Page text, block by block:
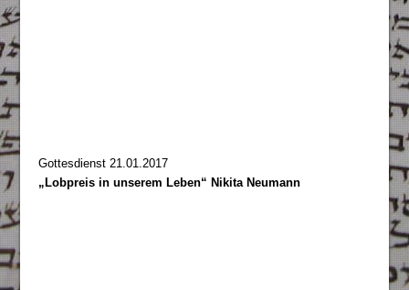
Gottesdienst 21.01.2017
„Lobpreis in unserem Leben“ Nikita Neumann